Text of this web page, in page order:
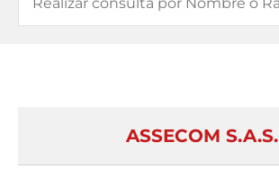
ASSECOM S.A.S.